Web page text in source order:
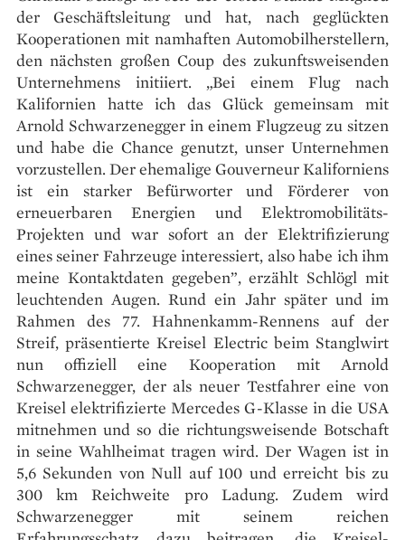
der Geschäftsleitung und hat, nach geglückten
Kooperationen mit namhaften Automobilherstellern,
den nächsten großen Coup des zukunftsweisenden
Unternehmens initiiert. „Bei einem Flug nach
Kalifornien hatte ich das Glück gemeinsam mit
Arnold Schwarzenegger in einem Flugzeug zu sitzen
und habe die Chance genutzt, unser Unternehmen
vorzustellen. Der ehemalige Gouverneur Kaliforniens
ist ein starker Befürworter und Förderer von
erneuerbaren Energien und Elektromobilitäts-
Projekten und war sofort an der Elektrifizierung
eines seiner Fahrzeuge interessiert, also habe ich ihm
meine Kontaktdaten gegeben”, erzählt Schlögl mit
leuchtenden Augen. Rund ein Jahr später und im
Rahmen des 77. Hahnenkamm-Rennens auf der
Streif, präsentierte Kreisel Electric beim Stanglwirt
nun offiziell eine Kooperation mit Arnold
Schwarzenegger, der als neuer Testfahrer eine von
Kreisel elektrifizierte Mercedes G-Klasse in die USA
mitnehmen und so die richtungsweisende Botschaft
in seine Wahlheimat tragen wird. Der Wagen ist in
5,6 Sekunden von Null auf 100 und erreicht bis zu
300 km Reichweite pro Ladung. Zudem wird
Schwarzenegger mit seinem reichen